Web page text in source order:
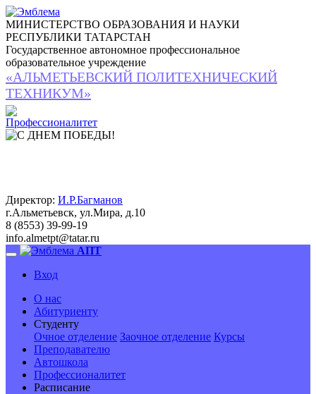
МИНИСТЕРСТВО ОБРАЗОВАНИЯ И НАУКИ
РЕСПУБЛИКИ ТАТАРСТАН
Государственное автономное профессиональное
образовательное учреждение
«АЛЬМЕТЬЕВСКИЙ ПОЛИТЕХНИЧЕСКИЙ
ТЕХНИКУМ»
Директор: И.Р.Багманов
г.Альметьевск, ул.Мира, д.10
8 (8553) 39-99-19
info.almetpt@tatar.ru
АПТ
Вход
О нас
Абитуриенту
Студенту
Очное отделение Заочное отделение Курсы
Преподавателю
Автошкола
Профессионалитет
Расписание